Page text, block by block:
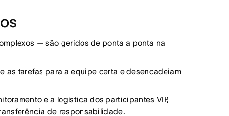
— são geridos de ponta a ponta na
as tarefas para a equipe certa e desencadeiam
e a logística dos participantes VIP,
de responsabilidade.